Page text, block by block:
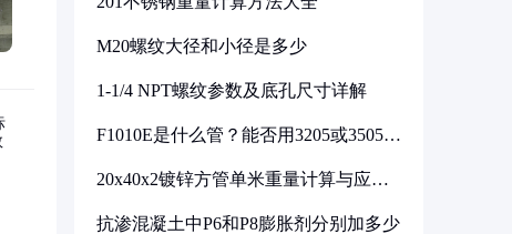
M20螺纹大径和小径是多少
1-1/4 NPT螺纹参数及底孔尺寸详解
F1010E是什么管？能否用3205或3505代
20x40x2镀锌方管单米重量计算与应用
抗渗混凝土中P6和P8膨胀剂分别加多少